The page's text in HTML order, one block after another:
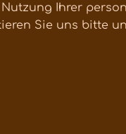
Ihrer
Sie uns bitte